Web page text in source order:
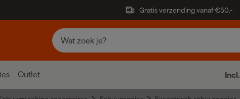
Gratis verzending vanaf €50,-
Outlet Incl.